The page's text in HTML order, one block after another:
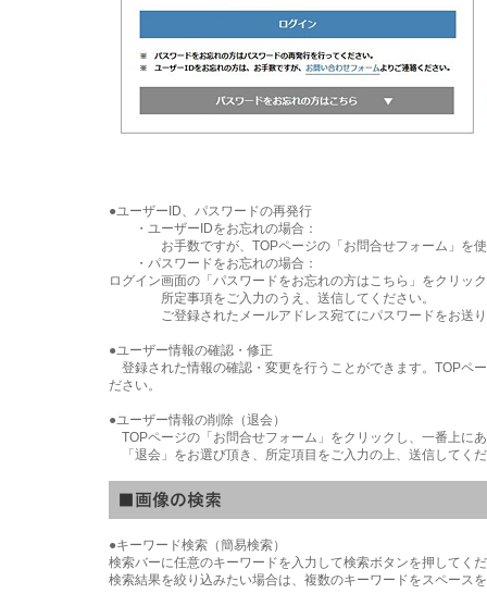
●ユーザーID、パスワードの再発行
・ユーザーIDをお忘れの場合：
お手数ですが、TOPページの「お問合せフォーム」を使
・パスワードをお忘れの場合：
ログイン画面の「パスワードをお忘れの方はこちら」をクリッ
所定事項をご入力のうえ、送信してください。
ご登録されたメールアドレス宛てにパスワードをお送り
●ユーザー情報の確認・修正
登録された情報の確認・変更を行うことができます。TOPペ
ださい。
●ユーザー情報の削除（退会）
TOPページの「お問合せフォーム」をクリックし、一番上
「退会」をお選び頂き、所定項目をご入力の上、送信してく
●キーワード検索（簡易検索）
検索バーに任意のキーワードを入力して検索ボタンを押してく
検索結果を絞り込みたい場合は、複数のキーワードをスペース